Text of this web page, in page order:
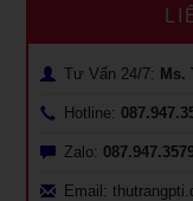
Tư Vấn 24/7: Ms.
Hotline:
Zalo:
Email: